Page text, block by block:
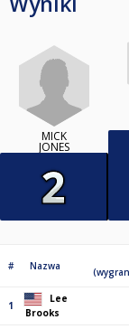
MICK
JONES
# Nazwa
1
Lee
Brooks